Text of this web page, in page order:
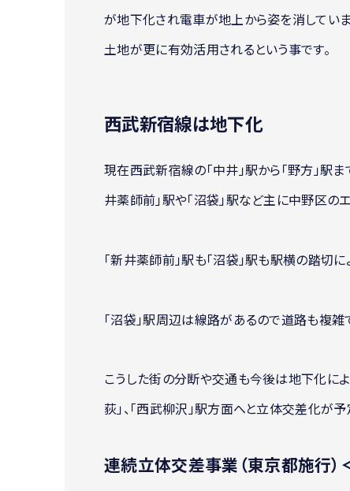
が地下化され電車が地上から姿を消してい
土地が更に有効活用されるという事です。
西武新宿線は地下化
現在西武新宿線の「中井」駅から「野方」駅
井薬師前｣駅や「沼袋」駅など主に中野区のエ
「新井薬師前」駅も「沼袋」駅も駅横の踏切
「沼袋」駅周辺は線路があるので道路も複雑
こうした街の分断や交通も今後は地下化によ
荻」、「西武柳沢」駅方面へと立体交差化が
連続立体交差事業（東京都施行